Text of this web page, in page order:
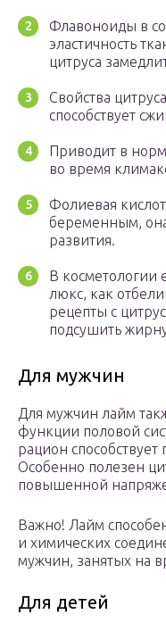
Флавоноиды в
эластичность
цитруса
Свойства
способствует
Приводит в
во время
Фолиевая
беременным,
развития.
В косметологии
люкс, как
рецепты с
подсушить
Для мужчин
Для мужчин лайм
функции половой
рацион
Особенно полезен
повышенной
Важно! Лайм
и химических
мужчин, занятых на
Для детей